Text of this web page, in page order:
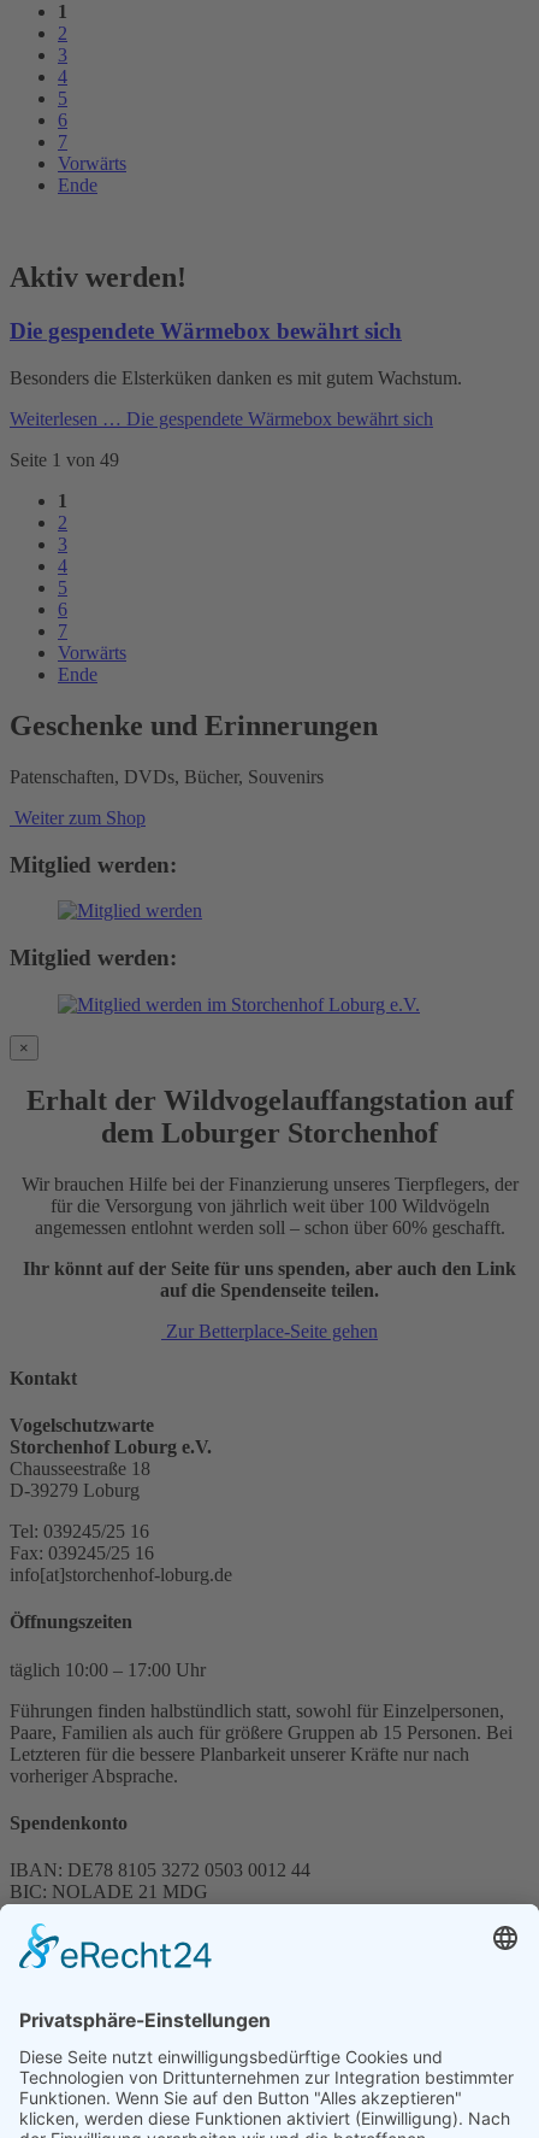
1
2
3
4
5
6
7
Vorwärts
Ende
Aktiv werden!
Die gespendete Wärmebox bewährt sich
Besonders die Elsterküken danken es mit gutem Wachstum.
Weiterlesen … Die gespendete Wärmebox bewährt sich
Seite 1 von 49
1
2
3
4
5
6
7
Vorwärts
Ende
Geschenke und Erinnerungen
Patenschaften, DVDs, Bücher, Souvenirs
Weiter zum Shop
Mitglied werden:
Mitglied werden:
×
Erhalt der Wildvogelauffangstation auf
dem Loburger Storchenhof
Wir brauchen Hilfe bei der Finanzierung unseres Tierpflegers, der
für die Versorgung von jährlich weit über 100 Wildvögeln
angemessen entlohnt werden soll – schon über 60% geschafft.
Ihr könnt auf der Seite für uns spenden, aber auch den Link
auf die Spendenseite teilen.
Zur Betterplace-Seite gehen
Kontakt
Vogelschutzwarte
Storchenhof Loburg e.V.
Chausseestraße 18
D-39279 Loburg
Tel: 039245/25 16
Fax: 039245/25 16
info[at]storchenhof-loburg.de
Öffnungszeiten
täglich 10:00 – 17:00 Uhr
Führungen finden halbstündlich statt, sowohl für Einzelpersonen,
Paare, Familien als auch für größere Gruppen ab 15 Personen. Bei
Letzteren für die bessere Planbarkeit unserer Kräfte nur nach
vorheriger Absprache.
Spendenkonto
IBAN: DE78 8105 3272 0503 0012 44
BIC: NOLADE 21 MDG
Spenden können steuerlich abgesetzt werden
Förderung
© 1987 – 2025